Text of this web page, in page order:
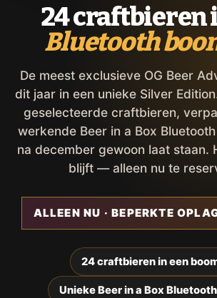
24 craftbieren
Bluetooth
De meest exclusieve OG Beer
dit jaar in een unieke Silver
geselecteerde craftbieren,
werkende Beer in a Box
na december gewoon laat staan.
blijft — alleen nu te
ALLEEN NU · BEPERKTE
24 craftbieren in een
Unieke Beer in a Box